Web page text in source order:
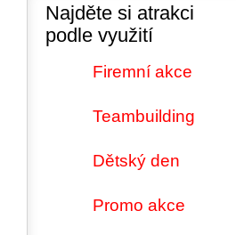
Najděte si atrakci
podle využití
Firemní akce
Teambuilding
Dětský den
Promo akce